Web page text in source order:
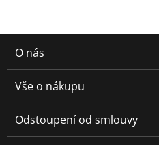
O nás
Vše o nákupu
Odstoupení od smlouvy